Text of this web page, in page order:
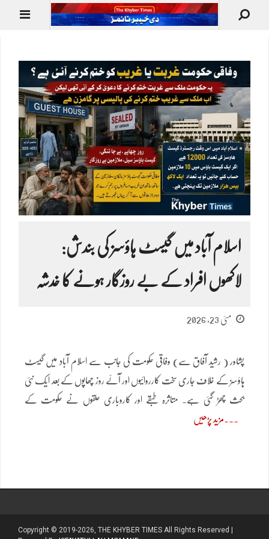
اسلام آباد میں گیسٹ ہاؤسز کی بندش:
لاکھوں افراد کے بے روزگار ہونے کا خدشہ
مئی 23, 2026
پشاور ( رشید آفاق سے) وفاقی حکومت کی جانب سے اسلام آباد میں گیسٹ
ہاؤسز کے خلاف جاری سخت کارروائیوں اور آئے روز چھاپوں کے بعد ایک نئی
بحث چھڑ گئی ہے۔ متاثرہ طبقے اور کاروباری حلقوں نے حکومت کے
مزید پڑھیں
Copyright © 2019-2026, THE KHYBER TIMES All Rights Reserved |